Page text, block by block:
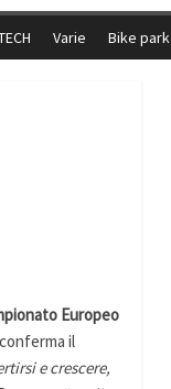
Varie Bike park
Europeo
il
e crescere,